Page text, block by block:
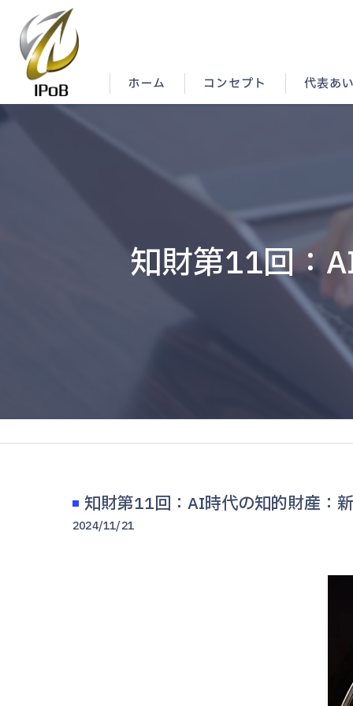
ホーム コンセプト 代表あ
知財第11回：
知財第11回：AI時代の知的財産：
2024/11/21